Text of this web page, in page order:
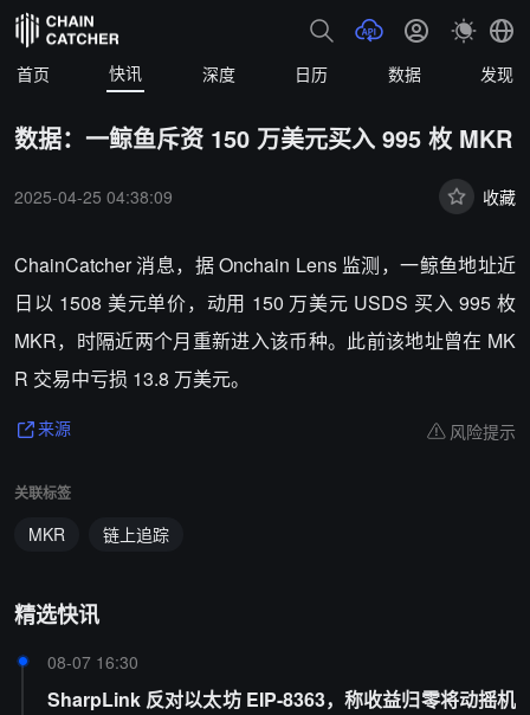
首页 快讯 深度 日历 数据 发现
数据：一鲸鱼斥资 150 万美元买入 995 枚 MKR
2025-04-25 04:38:09 收藏
ChainCatcher 消息，据 Onchain Lens 监测，一鲸鱼地址近
日以 1508 美元单价，动用 150 万美元 USDS 买入 995 枚
MKR，时隔近两个月重新进入该币种。此前该地址曾在 MK
R 交易中亏损 13.8 万美元。
来源 风险提示
关联标签
MKR 链上追踪
精选快讯
08-07 16:30
SharpLink 反对以太坊 EIP-8363，称收益归零将动摇机